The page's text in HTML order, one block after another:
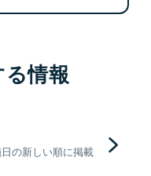
情報
の新しい順に掲載